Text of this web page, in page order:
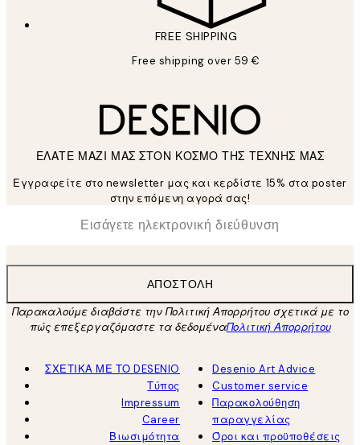
FREE SHIPPING
Free shipping over 59 €
ΕΛΑΤΕ ΜΑΖΙ ΜΑΣ ΣΤΟΝ ΚΟΣΜΟ ΤΗΣ ΤΕΧΝΗΣ ΜΑΣ
Εγγραφείτε στο newsletter μας και κερδίστε 15% στα poster
στην επόμενη αγορά σας!
Ηλεκτρονική Διεύθυνση
ΑΠΟΣΤΟΛΉ
Παρακαλούμε διαβάστε την Πολιτική Απορρήτου σχετικά με το
πώς επεξεργαζόμαστε τα δεδομέναΠολιτική Απορρήτου
ΣΧΕΤΙΚΑ ΜΕ ΤΟ DESENIO
Τύπος
Impressum
Career
Βιωσιμότητα
Desenio Art Advice
Customer service
Παρακολούθηση
παραγγελίας
Όροι και προϋποθέσεις